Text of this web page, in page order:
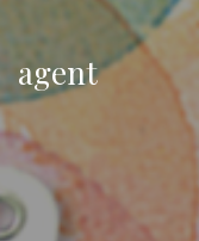
agent